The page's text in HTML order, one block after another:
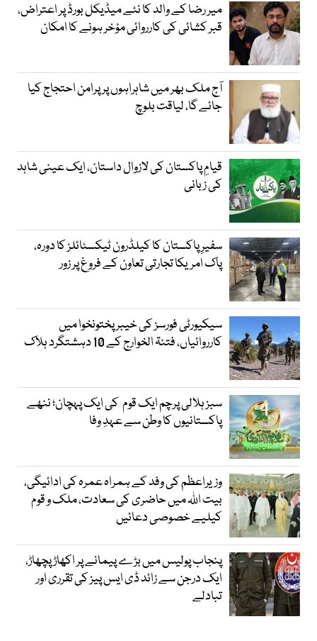
میر رضا کے والد کا نئے میڈیکل بورڈ پر اعتراض،
قبر کشائی کی کارروائی مؤخر ہونے کا امکان
آج ملک بھر میں شاہراہوں پر پرامن احتجاج کیا
جائے گا، لیاقت بلوچ
قیامِ پاکستان کی لازوال داستان، ایک عینی شاہد
کی زبانی
سفیرِ پاکستان کا کیلڈرون ٹیکسٹائلز کا دورہ،
پاک امریکا تجارتی تعاون کے فروغ پر زور
سیکیورٹی فورسز کی خیبر پختونخوا میں
کارروائیاں، فتنۃ الخوارج کے 10 دہشتگرد ہلاک
سبز ہلالی پرچم ایک قوم کی ایک پہچان؛ ننھے
پاکستانیوں کا وطن سے عہدِ وفا
وزیراعظم کی وفد کے ہمراہ عمرہ کی ادائیگی،
بیت اللہ میں حاضری کی سعادت، ملک و قوم
کیلیے خصوصی دعائیں
پنجاب پولیس میں بڑے پیمانے پر اکھاڑ پچھاڑ،
ایک درجن سے زائد ڈی ایس پیز کی تقرری اور
تبادلے